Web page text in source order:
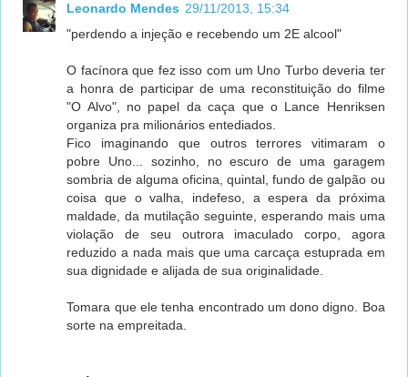
Leonardo Mendes 29/11/2013, 15:34
"perdendo a injeção e recebendo um 2E alcool"
O facínora que fez isso com um Uno Turbo deveria ter
a honra de participar de uma reconstituição do filme
"O Alvo", no papel da caça que o Lance Henriksen
organiza pra milionários entediados.
Fico imaginando que outros terrores vitimaram o
pobre Uno... sozinho, no escuro de uma garagem
sombria de alguma oficina, quintal, fundo de galpão ou
coisa que o valha, indefeso, a espera da próxima
maldade, da mutilação seguinte, esperando mais uma
violação de seu outrora imaculado corpo, agora
reduzido a nada mais que uma carcaça estuprada em
sua dignidade e alijada de sua originalidade.
Tomara que ele tenha encontrado um dono digno. Boa
sorte na empreitada.